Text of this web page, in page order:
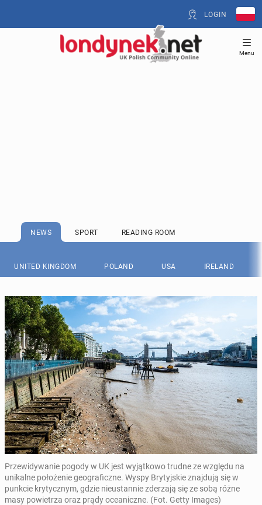
LOGIN
Menu
NEWS SPORT READING ROOM
UNITED KINGDOM POLAND USA IRELAND
Przewidywanie pogody w UK jest wyjątkowo trudne ze względu na
unikalne położenie geograficzne. Wyspy Brytyjskie znajdują się w
punkcie krytycznym, gdzie nieustannie zderzają się ze sobą różne
masy powietrza oraz prądy oceaniczne. (Fot. Getty Images)